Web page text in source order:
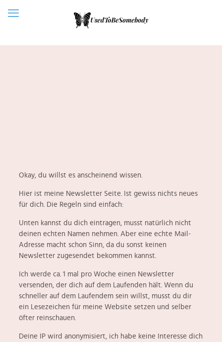
​Okay, du willst es anscheinend wissen.
​Hier ist meine Newsletter Seite. Ist gewiss nichts neues
für dich. Die Regeln sind einfach:
Unten kannst du dich eintragen, musst natürlich nicht
deinen echten Namen nehmen. Aber eine echte Mail-
Adresse macht schon Sinn, da du sonst keinen
Newsletter zugesendet bekommen kannst.
Ich werde ca. 1 mal pro Woche einen Newsletter
versenden, der dich auf dem Laufenden hält. Wenn du
schneller auf dem Laufendem sein willst, musst du dir
ein Lesezeichen für meine Website setzen und selber
öfter reinschauen.
Deine IP wird anonymisiert, ich habe keine Interesse dich